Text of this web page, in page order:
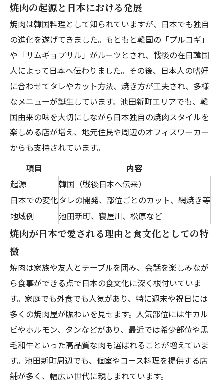
池田新町で焼肉が選ばれる（求められる）理由
について
池田新町について
店舗概要
関連エリア
対応地域
焼肉の起源と日本における発展
焼肉は韓国料理として知られていますが、日本でも独自
の進化を遂げてきました。もともと韓国の「プルコギ」
や「サムギョプサル」がルーツとされ、戦後の在日韓国
人によって日本へ伝わりました。その後、日本人の嗜好
に合わせてタレやカット方法、焼き方が工夫され、多様
なメニューが誕生しています。池田新町エリアでも、韓
国由来の味を大切にしながら日本独自の焼肉スタイルを
楽しめる店が増え、地元住民や周辺のオフィスワーカー
からも支持されています。
項目
内容
起源
韓国（戦後日本へ伝来）
日本での変化タレの開発、部位ごとのカット、網焼き等
地域例
池田新町、寝屋川、松原など
焼肉が日本で愛される理由と食文化としての特
徴
焼肉は家族や友人とテーブルを囲み、会話を楽しみなが
ら食事ができる点で日本の食文化に深く根付いていま
す。家庭でも外食でも人気があり、特に週末や祝日には
多くの焼肉屋が賑わいを見せます。人気部位には牛カル
ビやホルモン、タンなどがあり、最近では希少部位や黒
毛和牛といった高品質な肉も選ばれることが増えていま
す。池田新町周辺でも、個室やコース料理を提供する店
舗が多く、幅広い世代に親しまれています。